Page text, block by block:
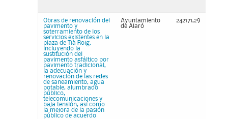
Obras de renovación del
pavimento y
soterramiento de los
servicios existentes en la
plaza de Tià Roig,
incluyendo la
sustitución del
pavimento asfáltico por
pavimento tradicional,
la adecuación y
renovación de las redes
de saneamiento, agua
potable, alumbrado
público,
telecomunicaciones y
baja tensión, así como
la mejora de la pasión
público de acuerdo
Ayuntamiento
de Alaró
242171,29